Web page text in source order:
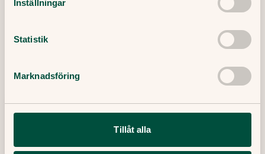
Inställningar
Statistik
Marknadsföring
Tillåt alla